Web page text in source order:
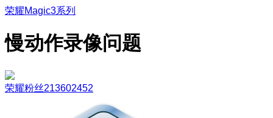
荣耀Magic3系列
慢动作录像问题
荣耀粉丝213602452